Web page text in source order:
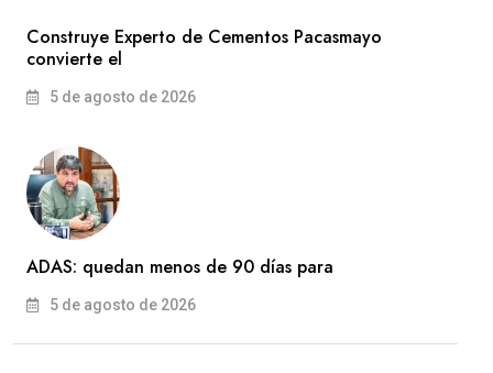
Construye Experto de Cementos Pacasmayo
convierte el
5 de agosto de 2026
ADAS: quedan menos de 90 días para
5 de agosto de 2026